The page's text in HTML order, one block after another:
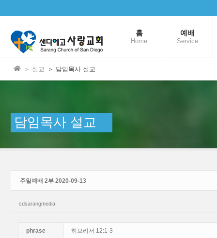
홈
Home
예배
Service
＞ 설교 ＞ 담임목사 설교
담임목사 설교
주일예배 2부 2020-09-13
sdsarangmedia
phrase 히브리서 12:1-3
Sketchbook5, 스케치북5
Sketchbook5, 스케치북5